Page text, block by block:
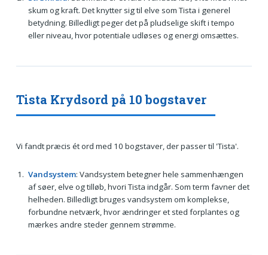
skum og kraft. Det knytter sig til elve som Tista i generel
betydning. Billedligt peger det på pludselige skift i tempo
eller niveau, hvor potentiale udløses og energi omsættes.
Tista Krydsord på 10 bogstaver
Vi fandt præcis ét ord med 10 bogstaver, der passer til 'Tista'.
Vandsystem: Vandsystem betegner hele sammenhængen
af søer, elve og tilløb, hvori Tista indgår. Som term favner det
helheden. Billedligt bruges vandsystem om komplekse,
forbundne netværk, hvor ændringer et sted forplantes og
mærkes andre steder gennem strømme.